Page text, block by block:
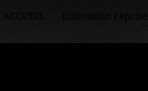
ACCUEIL Estimation reprise